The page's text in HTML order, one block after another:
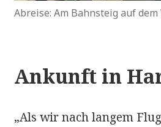
Abreise: Am Bahnsteig auf
Ankunft in
„Als wir nach langem